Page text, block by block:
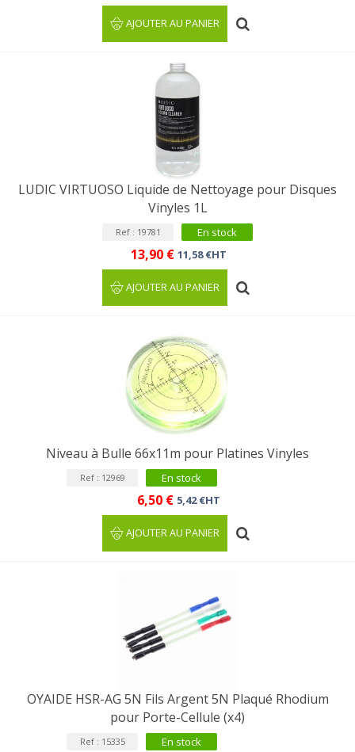
AJOUTER AU PANIER
LUDIC VIRTUOSO Liquide de Nettoyage pour Disques
Vinyles 1L
Ref : 19781 En stock
13,90 € 11,58 €HT
AJOUTER AU PANIER
Niveau à Bulle 66x11m pour Platines Vinyles
Ref : 12969 En stock
6,50 € 5,42 €HT
AJOUTER AU PANIER
OYAIDE HSR-AG 5N Fils Argent 5N Plaqué Rhodium
pour Porte-Cellule (x4)
Ref : 15335 En stock